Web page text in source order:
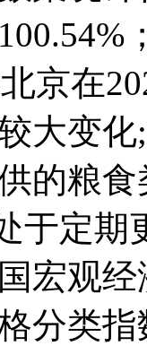
京在
大变
的粮
于定
宏观
分类